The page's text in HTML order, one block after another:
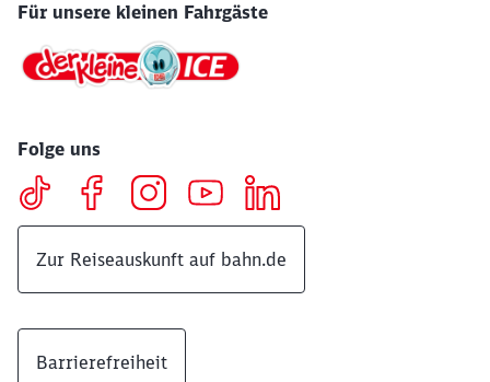
Für unsere kleinen Fahrgäste
Folge uns
Zur Reiseauskunft auf bahn.de
Barrierefreiheit